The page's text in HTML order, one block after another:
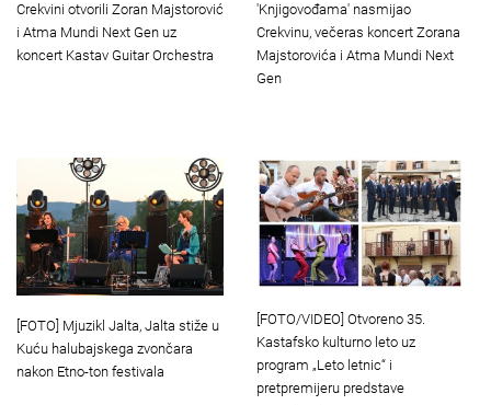
Crekvini otvorili Zoran Majstorović
i Atma Mundi Next Gen uz
koncert Kastav Guitar Orchestra
'Knjigovođama' nasmijao
Crekvinu, večeras koncert Zorana
Majstorovića i Atma Mundi Next
Gen
[FOTO] Mjuzikl Jalta, Jalta stiže u
Kuću halubajskega zvončara
nakon Etno-ton festivala
[FOTO/VIDEO] Otvoreno 35.
Kastafsko kulturno leto uz
program „Leto letnic“ i
pretpremijeru predstave